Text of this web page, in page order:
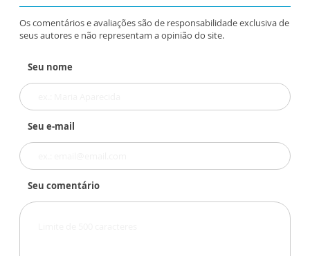
Os comentários e avaliações são de responsabilidade exclusiva de
seus autores e não representam a opinião do site.
Seu nome
Seu e-mail
Seu comentário